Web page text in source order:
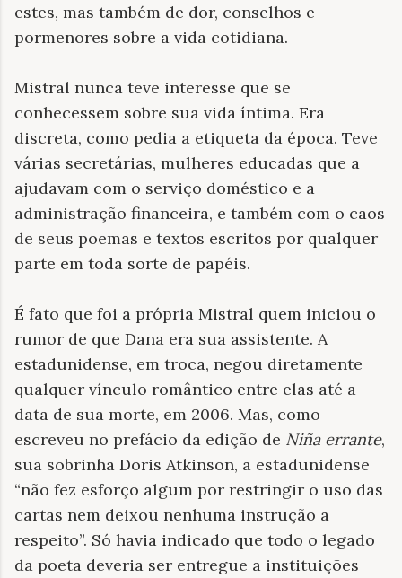
estes, mas também de dor, conselhos e
pormenores sobre a vida cotidiana.
Mistral nunca teve interesse que se
conhecessem sobre sua vida íntima. Era
discreta, como pedia a etiqueta da época. Teve
várias secretárias, mulheres educadas que a
ajudavam com o serviço doméstico e a
administração financeira, e também com o caos
de seus poemas e textos escritos por qualquer
parte em toda sorte de papéis.
É fato que foi a própria Mistral quem iniciou o
rumor de que Dana era sua assistente. A
estadunidense, em troca, negou diretamente
qualquer vínculo romântico entre elas até a
data de sua morte, em 2006. Mas, como
escreveu no prefácio da edição de Niña errante,
sua sobrinha Doris Atkinson, a estadunidense
“não fez esforço algum por restringir o uso das
cartas nem deixou nenhuma instrução a
respeito”. Só havia indicado que todo o legado
da poeta deveria ser entregue a instituições